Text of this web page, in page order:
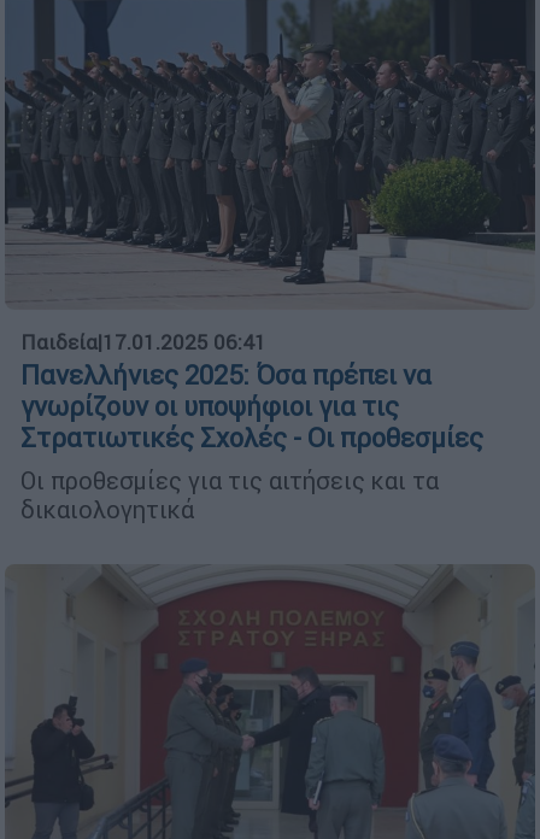
Παιδεία|17.01.2025 06:41
Πανελλήνιες 2025: Όσα πρέπει να
γνωρίζουν οι υποψήφιοι για τις
Στρατιωτικές Σχολές - Οι προθεσμίες
Οι προθεσμίες για τις αιτήσεις και τα
δικαιολογητικά